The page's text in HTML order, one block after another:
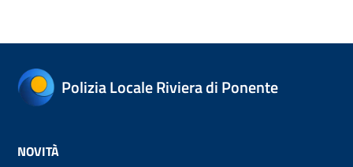
Polizia Locale Riviera di Ponente
NOVITÀ